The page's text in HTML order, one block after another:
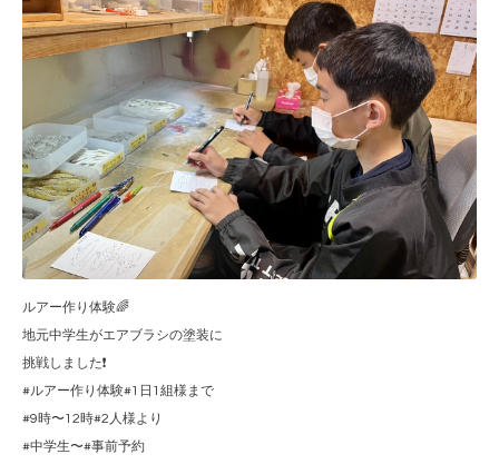
ルアー作り体験🌈
地元中学生がエアブラシの塗装に
挑戦しました❗️
#ルアー作り体験#1日1組様まで
#9時〜12時#2人様より
#中学生〜#事前予約